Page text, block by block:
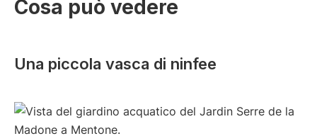
Cosa può vedere
Una piccola vasca di ninfee